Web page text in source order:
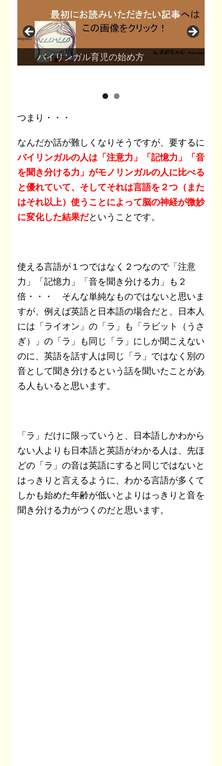
バイリンガル育児の始め方
つまり・・・
なんだか話が難しくなりそうですが、要するに
バイリンガルの人は「注意力」「記憶力」「音
を聞き分ける力」がモノリンガルの人に比べる
と優れていて、そしてそれは言語を２つ（また
はそれ以上）使うことによって脳の神経が微妙
に変化した結果だということです。
使える言語が１つではなく２つなので「注意
力」「記憶力」「音を聞き分ける力」も２
倍・・・ そんな単純なものではないと思いま
すが、例えば英語と日本語の場合だと、日本人
には「ライオン」の「ラ」も「ラビット（うさ
ぎ）」の「ラ」も同じ「ラ」にしか聞こえない
のに、英語を話す人は同じ「ラ」ではなく別の
音として聞き分けるという話を聞いたことがあ
る人もいると思います。
「ラ」だけに限っていうと、日本語しかわから
ない人よりも日本語と英語がわかる人は、先ほ
どの「ラ」の音は英語にすると同じではないと
はっきりと言えるように、わかる言語が多くて
しかも始めた年齢が低いとよりはっきりと音を
聞き分ける力がつくのだと思います。